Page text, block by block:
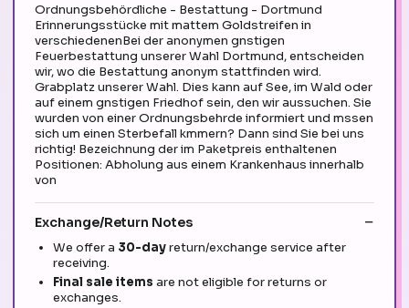
Ordnungsbehördliche - Bestattung - Dortmund
Erinnerungsstücke mit mattem Goldstreifen in
verschiedenenBei der anonymen gnstigen
Feuerbestattung unserer Wahl Dortmund, entscheiden
wir, wo die Bestattung anonym stattfinden wird.
Grabplatz unserer Wahl. Dies kann auf See, im Wald oder
auf einem gnstigen Friedhof sein, den wir aussuchen. Sie
wurden von einer Ordnungsbehrde informiert und mssen
sich um einen Sterbefall kmmern? Dann sind Sie bei uns
richtig! Bezeichnung der im Paketpreis enthaltenen
Positionen: Abholung aus einem Krankenhaus innerhalb
von
Exchange/Return Notes
We offer a 30-dayreturn/exchange service after
receiving.
Final sale items are not eligible for returns or
exchanges.